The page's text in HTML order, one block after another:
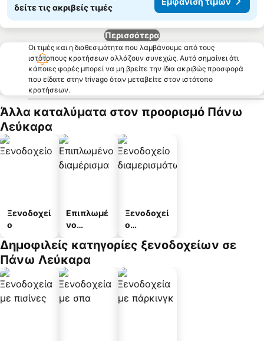
δείτε τις ακριβείς τιμές
Περισσότερα
Οι τιμές και η διαθεσιμότητα που λαμβάνουμε από τους
ιστότοπους κρατήσεων αλλάζουν συνεχώς. Αυτό σημαίνει ότι
κάποιες φορές μπορεί να μη βρείτε την ίδια ακριβώς προσφορά
που είδατε στην trivago όταν μεταβείτε στον ιστότοπο
κρατήσεων.
Άλλα καταλύματα στον προορισμό Πάνω
Λεύκαρα
Ξενοδοχεί
ο
Επιπλωμέ
νο
α
Ξενοδοχεί
ο
άτων
Δημοφιλείς κατηγορίες ξενοδοχείων σε
Πάνω Λεύκαρα